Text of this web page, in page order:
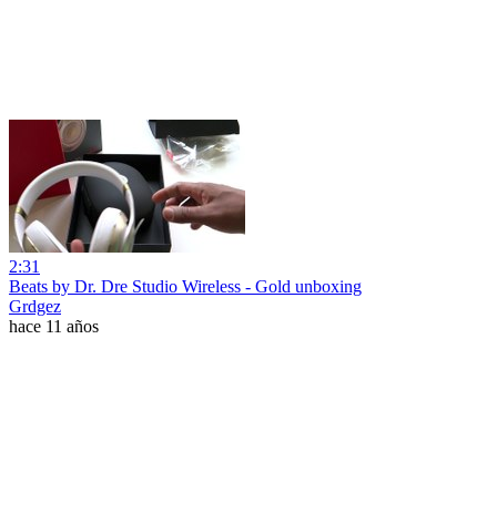
2:31
Beats by Dr. Dre Studio Wireless - Gold unboxing
Grdgez
hace 11 años